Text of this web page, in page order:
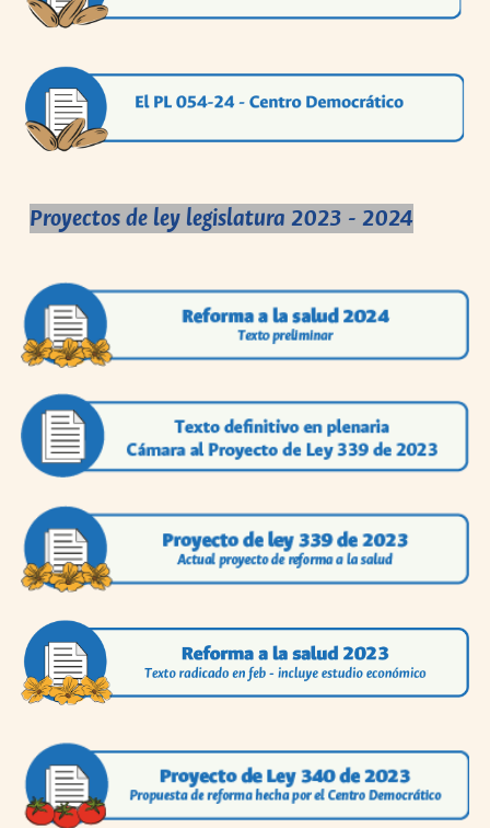
Proyectos de ley legislatura 2023 - 2024